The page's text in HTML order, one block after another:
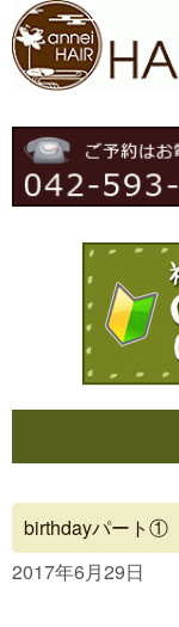
Concept
birthdayパート①
2017年6月29日